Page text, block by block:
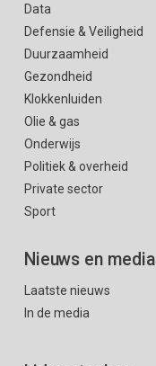
Data
Defensie & Veiligheid
Duurzaamheid
Gezondheid
Klokkenluiden
Olie & gas
Onderwijs
Politiek & overheid
Private sector
Sport
Nieuws en media
Laatste nieuws
In de media